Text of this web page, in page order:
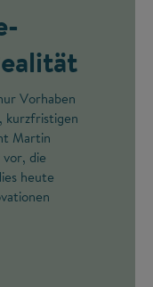
Vorhaben
kurzfristigen
Martin
die
heute